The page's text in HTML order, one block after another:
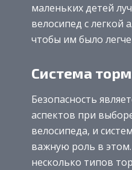
маленьких детей
велосипед с
чтобы им было
Система
Безопасность
аспектов при
велосипеда, и
важную роль в
несколько типов